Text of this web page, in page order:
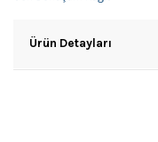
Ürün Detayları